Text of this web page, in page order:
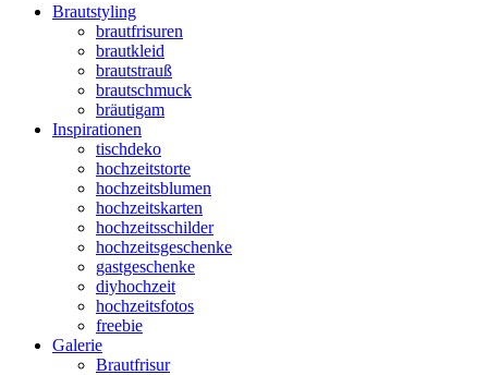
Brautstyling
brautfrisuren
brautkleid
brautstrauß
brautschmuck
bräutigam
Inspirationen
tischdeko
hochzeitstorte
hochzeitsblumen
hochzeitskarten
hochzeitsschilder
hochzeitsgeschenke
gastgeschenke
diyhochzeit
hochzeitsfotos
freebie
Galerie
Brautfrisur